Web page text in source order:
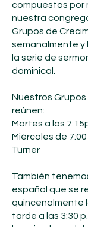
compuestos por
nuestra
Grupos de
semanalmente y
la serie de
dominical.
Nuestros
reúnen:
Martes a las
Miércoles de 7:00
Turner
También
español que se
quincenalmente
tarde a las 3:30
los miembros del